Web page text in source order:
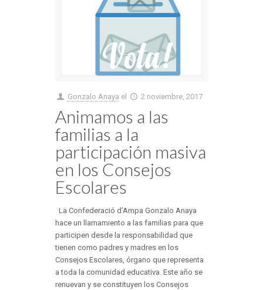
Gonzalo Anaya el 2 noviembre, 2017
Animamos a las
familias a la
participación masiva
en los Consejos
Escolares
La Confederació d’Ampa Gonzalo Anaya
hace un llamamiento a las familias para que
participen desde la responsabilidad que
tienen como padres y madres en los
Consejos Escolares, órgano que representa
a toda la comunidad educativa. Este año se
renuevan y se constituyen los Consejos